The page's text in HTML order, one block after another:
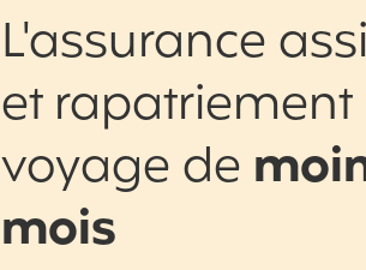
L'assurance
et rapatriement
voyage de
mois